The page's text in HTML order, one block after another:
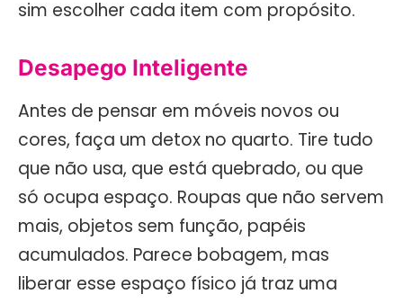
sim escolher cada item com propósito.
Desapego Inteligente
Antes de pensar em móveis novos ou
cores, faça um detox no quarto. Tire tudo
que não usa, que está quebrado, ou que
só ocupa espaço. Roupas que não servem
mais, objetos sem função, papéis
acumulados. Parece bobagem, mas
liberar esse espaço físico já traz uma